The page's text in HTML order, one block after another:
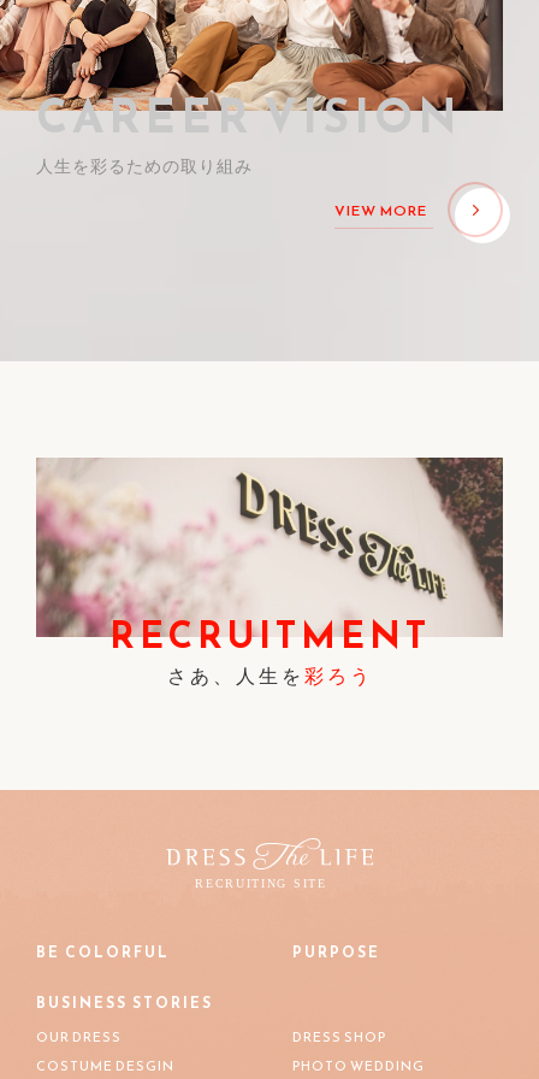
CAREER VISION
人生を彩るための取り組み
VIEW MORE
RECRUITMENT
さあ、人生を 彩ろう
BE COLORFUL PURPOSE
BUSINESS STORIES
OUR DRESS
DRESS SHOP
COSTUME DESGIN
PHOTO WEDDING